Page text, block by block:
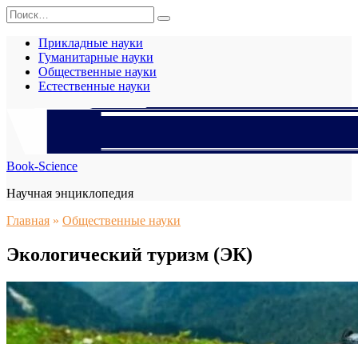
Перейти
к
содержанию
Search
for:
Прикладные науки
Гуманитарные науки
Общественные науки
Естественные науки
Book-Science
Научная энциклопедия
Главная » Общественные науки
Экологический туризм (ЭК)